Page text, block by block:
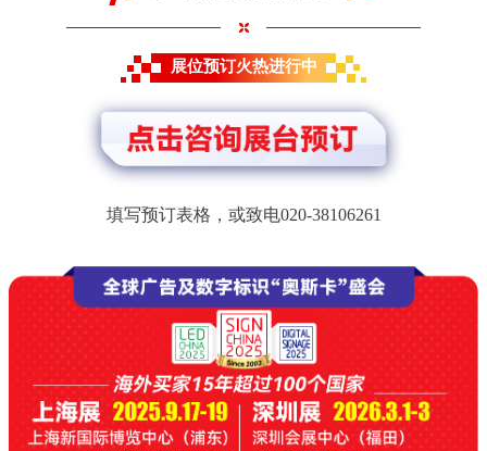
展位预订火热进行中
填写预订表格，或致电020-38106261